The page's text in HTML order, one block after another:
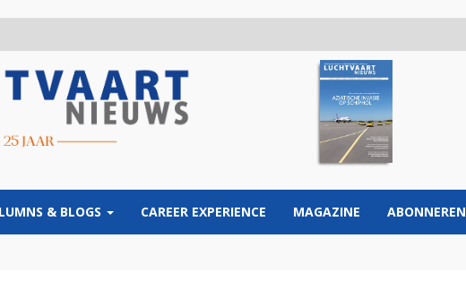
& BLOGS CAREER EXPERIENCE MAGAZINE ABONNEREN